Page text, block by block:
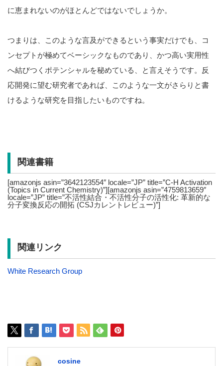
に恵まれないのがほとんどではないでしょうか。
つまりは、このような言及ができるという事実だけでも、コ
ンセプトが極めてベーシックなものであり、かつ高い実用性
へ結びつくポテンシャルを秘めている、と言えそうです。反
応開発に望む研究者であれば、このような一文がさらりと書
けるような研究を目指したいものですね。
関連書籍
[amazonjs asin=”3642123554″ locale=”JP” title=”C-H Activation
(Topics in Current Chemistry)”][amazonjs asin=”4759813659″
locale=”JP” title=”不活性結合・不活性分子の活性化: 革新的な
分子変換反応の開拓 (CSJカレントレビュー)”]
関連リンク
White Research Group
cosine